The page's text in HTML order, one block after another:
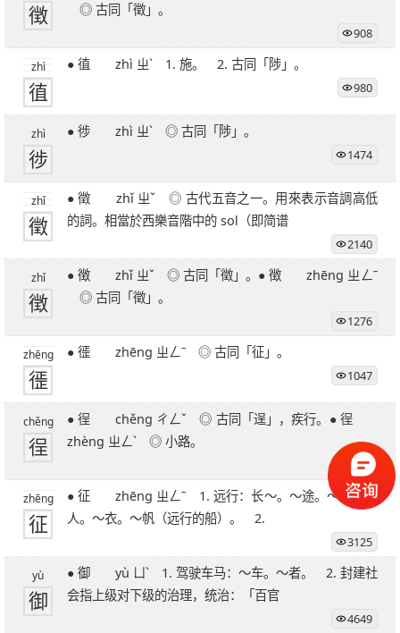
徴
◎ 古同「徵」。
908
zhì
徝
● 徝 zhì ㄓˋ 1. 施。 2. 古同「陟」。
980
zhì
徏
● 徏 zhì ㄓˋ ◎ 古同「陟」。
1474
zhǐ
徵
● 徵 zhǐ ㄓˇ ◎ 古代五音之一。用來表示音調高低
的詞。相當於西樂音階中的 sol（即简谱
2140
zhǐ
徴
● 徴 zhǐ ㄓˇ ◎ 古同「徵」。● 徴 zhēng ㄓㄥˉ
◎ 古同「徵」。
1276
zhēng
徰
● 徰 zhēng ㄓㄥˉ ◎ 古同「征」。
1047
chěng
徎
● 徎 chěng ㄔㄥˇ ◎ 古同「逞」，疾行。● 徎
zhèng ㄓㄥˋ ◎ 小路。
1684
zhēng
征
● 征 zhēng ㄓㄥˉ 1. 远行：长～。～途。～夫。～
人。～衣。～帆（远行的船）。 2.
3125
yù
御
● 御 yù ㄩˋ 1. 驾驶车马：～车。～者。 2. 封建社
会指上级对下级的治理，统治：「百官
4649